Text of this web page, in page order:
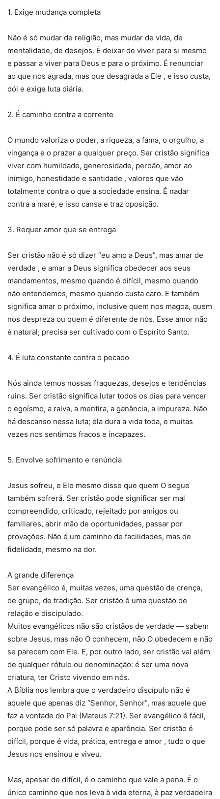
1. Exige mudança completa
Não é só mudar de religião, mas mudar de vida, de
mentalidade, de desejos. É deixar de viver para si mesmo
e passar a viver para Deus e para o próximo. É renunciar
ao que nos agrada, mas que desagrada a Ele , e isso custa,
dói e exige luta diária.
2. É caminho contra a corrente
O mundo valoriza o poder, a riqueza, a fama, o orgulho, a
vingança e o prazer a qualquer preço. Ser cristão significa
viver com humildade, generosidade, perdão, amor ao
inimigo, honestidade e santidade , valores que vão
totalmente contra o que a sociedade ensina. É nadar
contra a maré, e isso cansa e traz oposição.
3. Requer amor que se entrega
Ser cristão não é só dizer “eu amo a Deus”, mas amar de
verdade , e amar a Deus significa obedecer aos seus
mandamentos, mesmo quando é difícil, mesmo quando
não entendemos, mesmo quando custa caro. E também
significa amar o próximo, inclusive quem nos magoa, quem
nos despreza ou quem é diferente de nós. Esse amor não
é natural; precisa ser cultivado com o Espírito Santo.
4. É luta constante contra o pecado
Nós ainda temos nossas fraquezas, desejos e tendências
ruins. Ser cristão significa lutar todos os dias para vencer
o egoísmo, a raiva, a mentira, a ganância, a impureza. Não
há descanso nessa luta; ela dura a vida toda, e muitas
vezes nos sentimos fracos e incapazes.
5. Envolve sofrimento e renúncia
Jesus sofreu, e Ele mesmo disse que quem O segue
também sofrerá. Ser cristão pode significar ser mal
compreendido, criticado, rejeitado por amigos ou
familiares, abrir mão de oportunidades, passar por
provações. Não é um caminho de facilidades, mas de
fidelidade, mesmo na dor.
A grande diferença
Ser evangélico é, muitas vezes, uma questão de crença,
de grupo, de tradição. Ser cristão é uma questão de
relação e discipulado.
Muitos evangélicos não são cristãos de verdade — sabem
sobre Jesus, mas não O conhecem, não O obedecem e não
se parecem com Ele. E, por outro lado, ser cristão vai além
de qualquer rótulo ou denominação: é ser uma nova
criatura, ter Cristo vivendo em nós.
A Bíblia nos lembra que o verdadeiro discípulo não é
aquele que apenas diz “Senhor, Senhor”, mas aquele que
faz a vontade do Pai (Mateus 7:21). Ser evangélico é fácil,
porque pode ser só palavra e aparência. Ser cristão é
difícil, porque é vida, prática, entrega e amor , tudo o que
Jesus nos ensinou e viveu.
Mas, apesar de difícil, é o caminho que vale a pena. É o
único caminho que nos leva à vida eterna, à paz verdadeira